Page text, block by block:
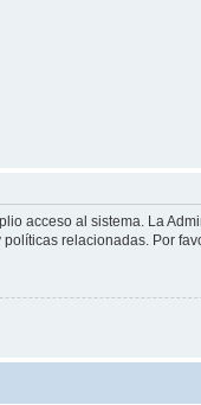
acceso al sistema. La
relacionadas. Por